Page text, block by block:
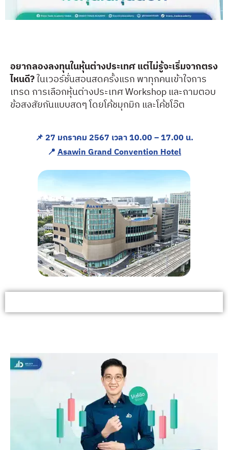
อยากลองลงทุนในหุ้นต่างประเทศ แต่ไม่รู้จะเริ่มจากตรง
ไหนดี?ในเวอร์ชั่นสอนสดครั้งแรก พาทุกคนเข้าใจการ
เทรด การเลือกหุ้นต่างประเทศ Workshop และถามตอบ
ข้อสงสัยกันแบบสดๆ โดยโค้ชมุกมิก และโค้ชโอ๊ต
📌 27 มกราคม 2567 เวลา 10.00 – 17.00 น.
📍Asawin Grand Convention Hotel